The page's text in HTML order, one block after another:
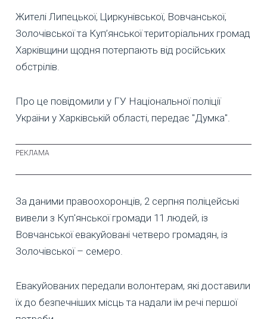
Жителі Липецької, Циркунівської, Вовчанської,
Золочівської та Куп’янської територіальних громад
Харківщини щодня потерпають від російських
обстрілів.
Про це повідомили у ГУ Національної поліції
України у Харківській області, передає "Думка".
За даними правоохоронців, 2 серпня поліцейські
вивели з Куп'янської громади 11 людей, із
Вовчанської евакуйовані четверо громадян, із
Золочівської – семеро.
Евакуйованих передали волонтерам, які доставили
їх до безпечніших місць та надали їм речі першої